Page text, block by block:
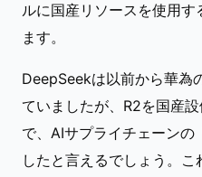
ルに国産リソースを使用
ます。
DeepSeekは以前から華為
ていましたが、R2を国産
で、AIサプライチェーン
したと言えるでしょう。